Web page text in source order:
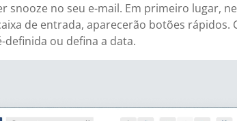
snooze no seu e-mail. Em primeiro lugar,
de entrada, aparecerão botões
ou defina a data.